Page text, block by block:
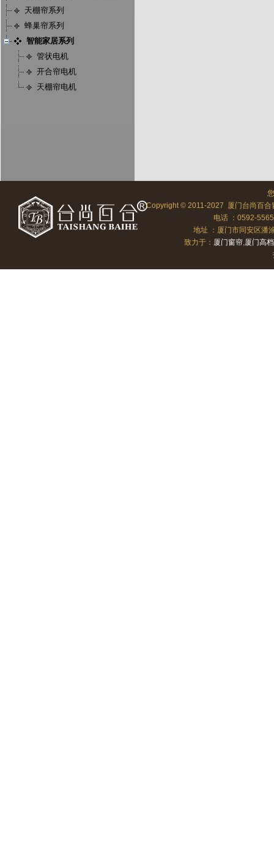
天棚帘系列
蜂巢帘系列
智能家居系列
管状电机
开合帘电机
天棚帘电机
Copyright © 2011-2027 厦门台尚百
电话 ：0592-
地址 ：厦门市同安区潘
致力于： 厦门窗帘,厦门高